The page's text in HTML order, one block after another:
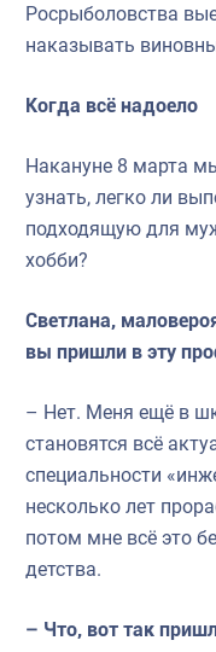
Росрыболовства
наказывать
Когда всё надоело
Накануне 8 марта
узнать, легко ли
подходящую для
хобби?
Светлана,
вы пришли в эту
– Нет. Меня ещё в
становятся всё
специальности
несколько лет
потом мне всё это
детства.
– Что, вот так